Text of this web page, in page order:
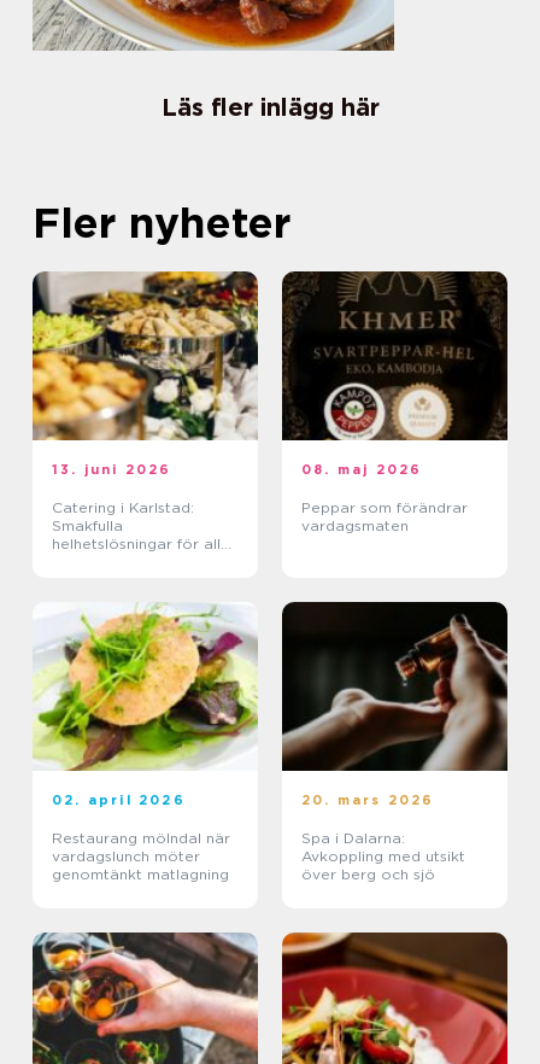
Läs fler inlägg här
Fler nyheter
13. juni 2026
Catering i Karlstad:
Smakfulla
helhetslösningar för alla
08. maj 2026
Peppar som förändrar
vardagsmaten
02. april 2026
Restaurang mölndal när
vardagslunch möter
genomtänkt matlagning
20. mars 2026
Spa i Dalarna:
Avkoppling med utsikt
över berg och sjö